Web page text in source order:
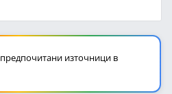
източници в